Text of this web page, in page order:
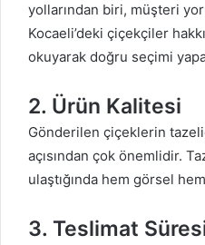
yollarından biri, müşteri
Kocaeli’deki çiçekçiler
okuyarak doğru seçimi
2. Ürün Kalitesi
Gönderilen çiçeklerin
açısından çok önemlidir.
ulaştığında hem görsel
3. Teslimat